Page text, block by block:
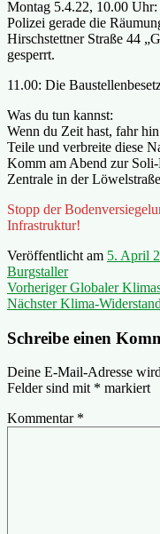
Montag 5.4.22, 10.00
Polizei gerade die
Hirschstettner Straße 44
gesperrt.
11.00: Die
Was du tun kannst:
Wenn du Zeit hast, fahr
Teile und verbreite diese
Komm am Abend zur
Zentrale in der
Stopp der
Infrastruktur!
Veröffentlicht am 5. April
Burgstaller
Vorheriger Vorheriger
Beitrag:
Globaler
Nächster Nächster
Klima-
Schreibe einen
Deine E-Mail-Adresse
Felder sind mit * markiert
Kommentar *